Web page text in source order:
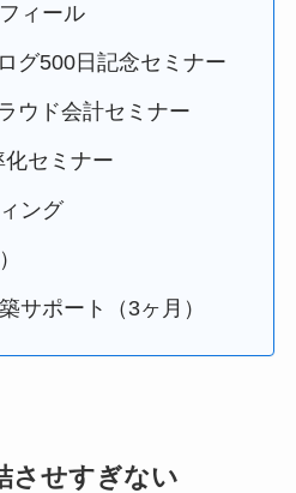
ィール
グ500日記念セミナー
ウド会計セミナー
セミナー
ング
サポート（3ヶ月）
させすぎない